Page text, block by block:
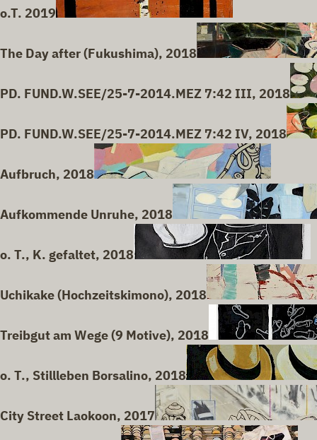
o.T. 2019
The Day after (Fukushima), 2018
PD. FUND.W.SEE/25-7-2014.MEZ 7:42 III, 2018
PD. FUND.W.SEE/25-7-2014.MEZ 7:42 IV, 2018
Aufbruch, 2018
Aufkommende Unruhe, 2018
o. T., K. gefaltet, 2018
Uchikake (Hochzeitskimono), 2018
Treibgut am Wege (9 Motive), 2018
o. T., Stillleben Borsalino, 2018
City Street Laokoon, 2017